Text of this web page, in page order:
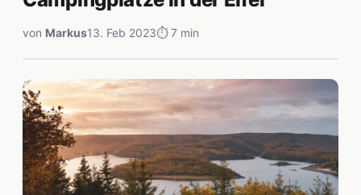
von Markus13. Feb 2023⏱ 7 min